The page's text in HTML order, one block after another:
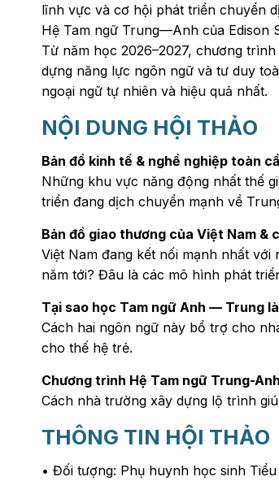
lĩnh vực và cơ hội phát triển chuyển
Hệ Tam ngữ Trung—Anh của Edison
Từ năm học 2026–2027, chương
dựng năng lực ngôn ngữ và tư duy
ngoại ngữ tự nhiên và hiệu quả nhất.
NỘI DUNG HỘI THẢO
Bản đồ kinh tế & nghề nghiệp toàn
Những khu vực năng động nhất thế
triển đang dịch chuyển mạnh về
Bản đồ giao thương của Việt Nam &
Việt Nam đang kết nối mạnh nhất
năm tới? Đâu là các mô hình phát
Tại sao học Tam ngữ Anh — Trung
Cách hai ngôn ngữ này bổ trợ cho
cho thế hệ trẻ.
Chương trình Hệ Tam ngữ Trung-
Cách nhà trường xây dựng lộ trình
THÔNG TIN HỘI THẢO
• Đối tượng: Phụ huynh học sinh